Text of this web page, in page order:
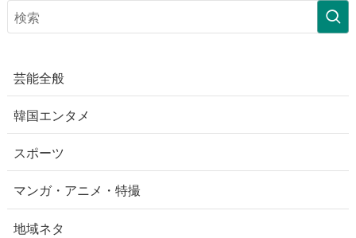
芸能全般
韓国エンタメ
スポーツ
マンガ・アニメ・特撮
地域ネタ